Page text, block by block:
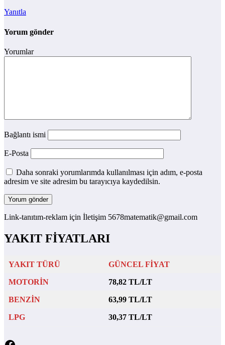
Yanıtla
Yorum gönder
Yorumlar
Bağlantı ismi
E-Posta
Daha sonraki yorumlarımda kullanılması için adım, e-posta
adresim ve site adresim bu tarayıcıya kaydedilsin.
Link-tanıtım-reklam için İletişim 5678matematik@gmail.com
YAKIT FİYATLARI
YAKIT TÜRÜ GÜNCEL FİYAT
MOTORİN 78,82 TL/LT
BENZİN 63,99 TL/LT
LPG 30,37 TL/LT